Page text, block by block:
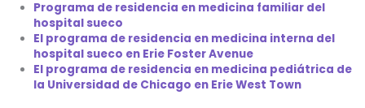
Programa de residencia en medicina familiar del
hospital sueco
El programa de residencia en medicina interna del
hospital sueco en Erie Foster Avenue
El programa de residencia en medicina pediátrica de
la Universidad de Chicago en Erie West Town